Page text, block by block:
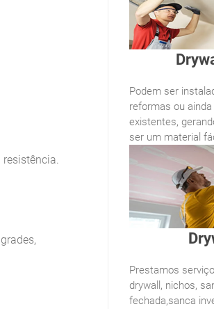
resistência.
Podem ser
reformas ou
existentes,
ser um material
Prestamos
drywall, nichos,
fechada,sanca